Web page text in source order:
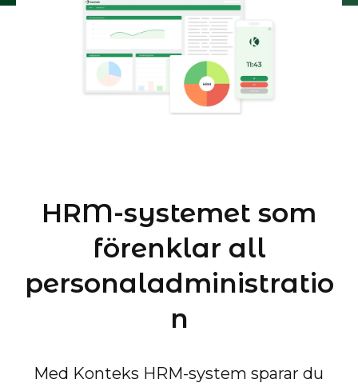
HRM-systemet som
förenklar all
personaladministratio
n
Med Konteks HRM-system sparar du